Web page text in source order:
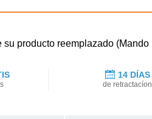
su producto reemplazado
14 DÍAS
de retractacíon